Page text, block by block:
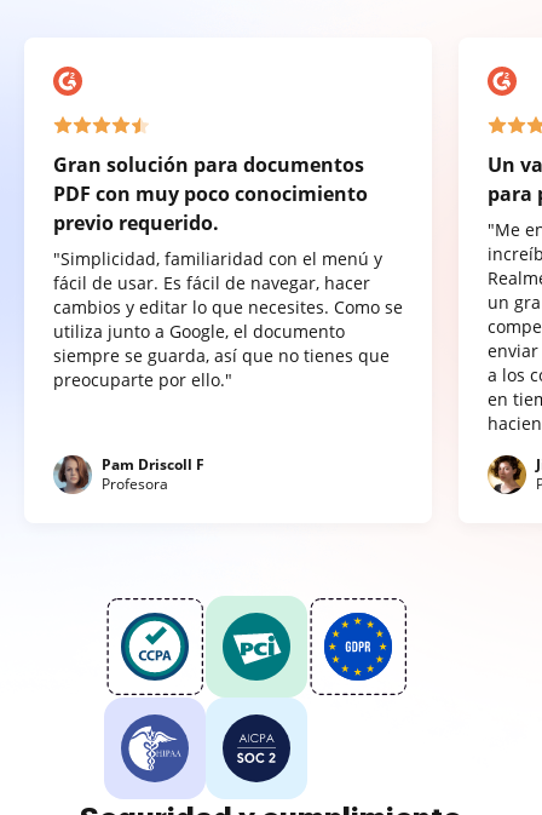
Gran solución para documentos
PDF con muy poco conocimiento
previo requerido.
"Simplicidad, familiaridad con el menú y
fácil de usar. Es fácil de navegar, hacer
cambios y editar lo que necesites. Como se
utiliza junto a Google, el documento
siempre se guarda, así que no tienes que
preocuparte por ello."
Pam Driscoll F
Profesora
Un
para
"Me
un
a los
en